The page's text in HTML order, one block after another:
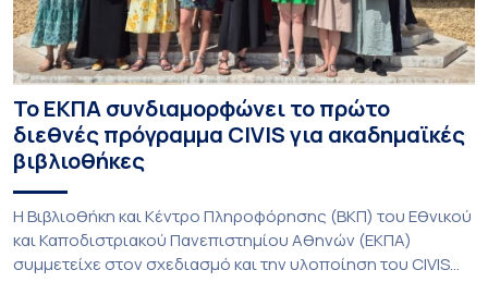
Το ΕΚΠΑ συνδιαμορφώνει το πρώτο
διεθνές πρόγραμμα CIVIS για ακαδημαϊκές
βιβλιοθήκες
Η Βιβλιοθήκη και Κέντρο Πληροφόρησης (ΒΚΠ) του Εθνικού
και Καποδιστριακού Πανεπιστημίου Αθηνών (ΕΚΠΑ)
συμμετείχε στον σχεδιασμό και την υλοποίηση του CIVIS